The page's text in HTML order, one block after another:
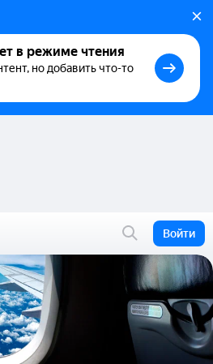
в режиме чтения
но добавить что-то
Войти